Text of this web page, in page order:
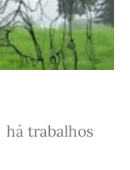
trabalhos